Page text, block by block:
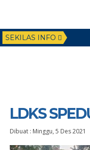
SEKILAS INFO
LDKS
Dibuat : Minggu, 5 Des 2021